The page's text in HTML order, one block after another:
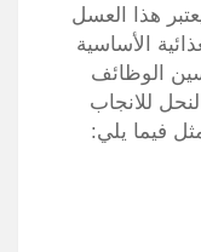
هذا العسل
الأساسية
الوظائف
للانجاب
فيما يلي: